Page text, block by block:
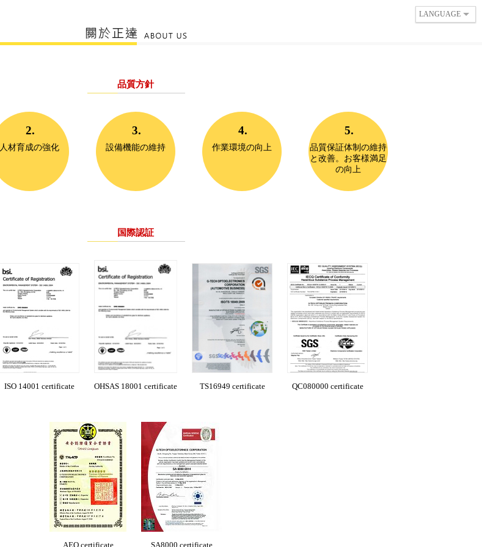
LANGUAGE
品質方針
2.
人材育成の強化
3.
設備機能の維持
4.
作業環境の向上
5.
品質保証体制の維持
と改善。お客様満足
の向上
国際認証
ISO 14001 certificate OHSAS 18001 certificate TS16949 certificate QC080000 certificate
AEO certificate SA8000 certificate